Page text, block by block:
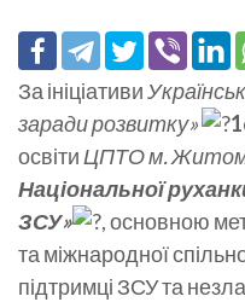
За ініціативи
заради розвитку»
освітиЦПТО м.
Національної
ЗСУ»
, основною
та міжнародної
підтримці ЗСУ та